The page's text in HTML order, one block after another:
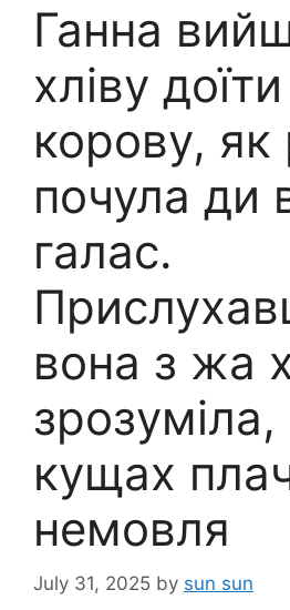
Ганна
хліву доїти
корову, як
почула ди
галас.
вона з жа
кущах
немовля
July 31, 2025 by sun sun